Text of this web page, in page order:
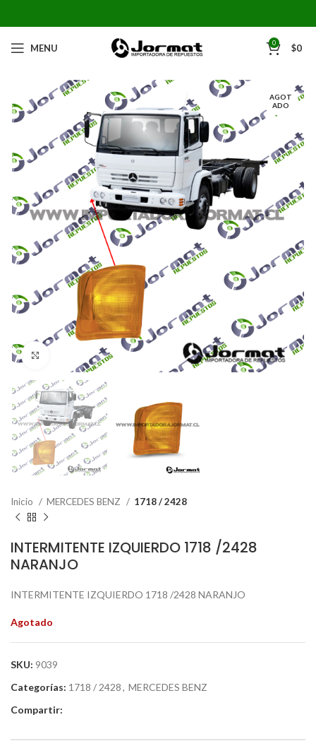
MENU 0 $0
AGOT
ADO
Click to enlarge
Inicio MERCEDES BENZ 1718 / 2428
INTERMITENTE IZQUIERDO 1718 /2428
NARANJO
INTERMITENTE IZQUIERDO 1718 /2428 NARANJO
Agotado
SKU: 9039
Categorías: 1718 / 2428, MERCEDES BENZ
Compartir: